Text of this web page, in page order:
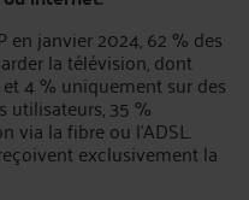
en janvier 2024, 62 % des
la télévision, dont
4 % uniquement sur des
utilisateurs, 35 %
via la fibre ou l'ADSL.
exclusivement la